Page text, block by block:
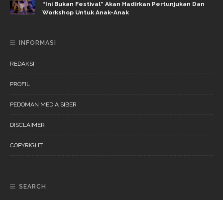
“Ini Bukan Festival” Akan Hadirkan Pertunjukan Dan
Workshop Untuk Anak-Anak
INFORMASI
REDAKSI
PROFIL
PEDOMAN MEDIA SIBER
DISCLAIMER
COPYRIGHT
SEARCH